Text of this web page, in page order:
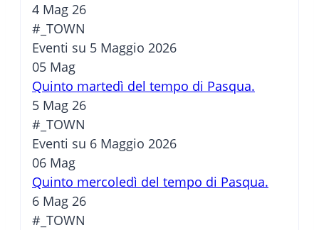
4 Mag 26
#_TOWN
Eventi su 5 Maggio 2026
05 Mag
Quinto martedì del tempo di Pasqua.
5 Mag 26
#_TOWN
Eventi su 6 Maggio 2026
06 Mag
Quinto mercoledì del tempo di Pasqua.
6 Mag 26
#_TOWN